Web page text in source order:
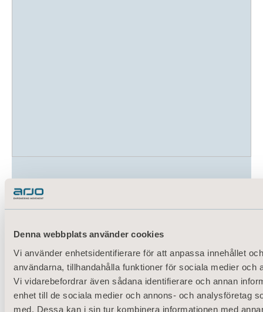
Denna webbplats använder cookies
Vi använder enhetsidentifierare för att anpassa innehållet
användarna, tillhandahålla funktioner för sociala medier och
Vi vidarebefordrar även sådana identifierare och annan
enhet till de sociala medier och annons- och analysföretag
med. Dessa kan i sin tur kombinera informationen med
Hälso- och sjukvårdspersonal ägnar
sina liv åt att ta hand om patienter,
personskador...